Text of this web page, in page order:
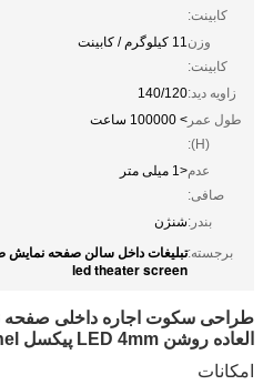
کابینت:
وزن
کابینت:
11 کیلوگرم / کابینت
زاویه دید:140/120
طول عمر
(H):
> 100000 ساعت
عدم
صافی:
<1 میلی متر
بندر:شنژن
برجسته:تبلیغات داخل سالن صفحه نمایش
led theater screen
العاده روشن LED 4mm پیکسل Pitchel
امکانات